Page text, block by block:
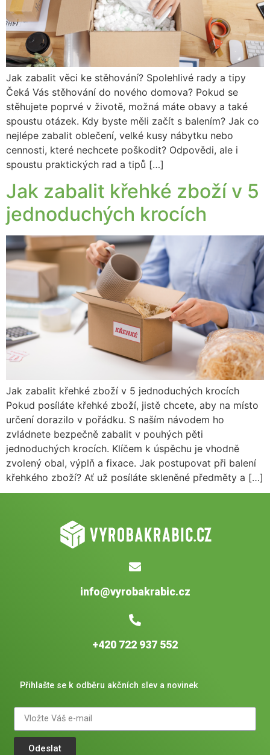
Jak zabalit věci ke stěhování? Spolehlivé rady a tipy
Čeká Vás stěhování do nového domova? Pokud se
stěhujete poprvé v životě, možná máte obavy a také
spoustu otázek. Kdy byste měli začít s balením? Jak co
nejlépe zabalit oblečení, velké kusy nábytku nebo
cennosti, které nechcete poškodit? Odpovědi, ale i
spoustu praktických rad a tipů […]
Jak zabalit křehké zboží v 5
jednoduchých krocích
Jak zabalit křehké zboží v 5 jednoduchých krocích
Pokud posíláte křehké zboží, jistě chcete, aby na místo
určení dorazilo v pořádku. S naším návodem ho
zvládnete bezpečně zabalit v pouhých pěti
jednoduchých krocích. Klíčem k úspěchu je vhodně
zvolený obal, výplň a fixace. Jak postupovat při balení
křehkého zboží? Ať už posíláte skleněné předměty a […]
info@vyrobakrabic.cz
+420 722 937 552
Přihlašte se k odběru akčních slev a novinek
Odeslat